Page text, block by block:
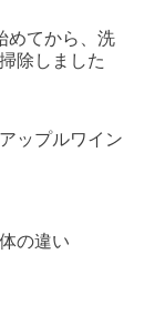
めてから、洗
除しました
ップルワイン
の違い